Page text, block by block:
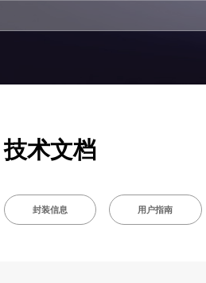
技术文档
封装信息 用户指南